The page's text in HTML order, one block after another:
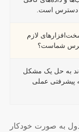
دسترس است.
سخت‌افزارهای لازم
شماست؟
به حل یک مشکل
پیشرفتی عملی
به صورت خودکار